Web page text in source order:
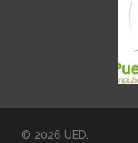
© 2026 UED.